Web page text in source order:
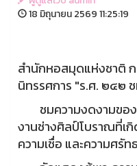
18 มิถุนายน 2569 11:25:19
สำนักหอสมุดแห่งชาติ
นิทรรศการ "ร.ศ. ๒๔๒
ชมความงดงามของ
งานช่างศิลป์โบราณที่เ
ความเชื่อ และความศรั